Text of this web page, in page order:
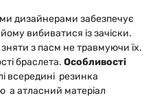
дизайнерами забезпечує
вибиватися із зачіски.
з пасм не травмуючи їх.
браслета. Особливості
всередині резинка
а атласний матеріал